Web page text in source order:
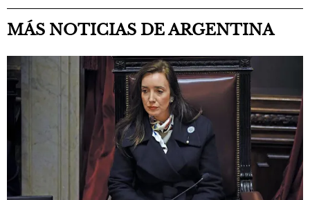
MÁS NOTICIAS DE ARGENTINA